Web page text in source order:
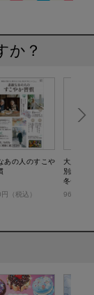
か？
あの人のすこや
（税込）
大人の
別編集
冬号
968円（